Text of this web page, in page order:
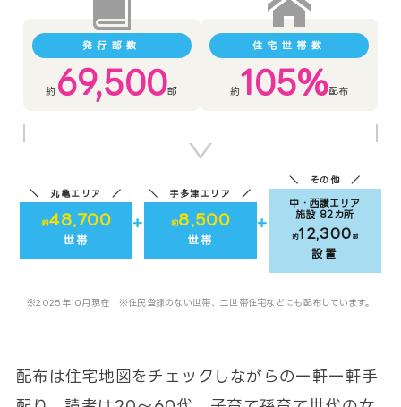
発行部数
約 69,500部
住宅世帯数
約105%配布
丸亀エリア
約48,700
世帯
+
宇多津エリア
約8,500
世帯
+
その他
中・西讃エリア
施設 82カ所
約12,300 部
設置
※2025年10月現在 ※住民登録のない世帯、二世帯住宅などにも配布しています。
配布は住宅地図をチェックしながらの一軒一軒手